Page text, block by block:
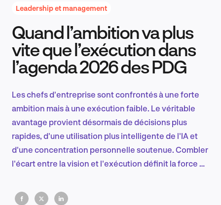
Recherche et conception produit
EN
Leadership et management
Quand l’ambition va plus
vite que l’exécution dans
l’agenda 2026 des PDG
Les chefs d'entreprise sont confrontés à une forte
ambition mais à une exécution faible. Le véritable
avantage provient désormais de décisions plus
rapides, d'une utilisation plus intelligente de l'IA et
d'une concentration personnelle soutenue. Combler
l'écart entre la vision et l'exécution définit la force du
volatile d'aujourd'hui.